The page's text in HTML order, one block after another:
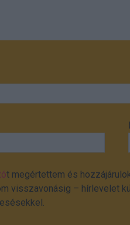
t megértettem és
visszavonásig – hírlevelet